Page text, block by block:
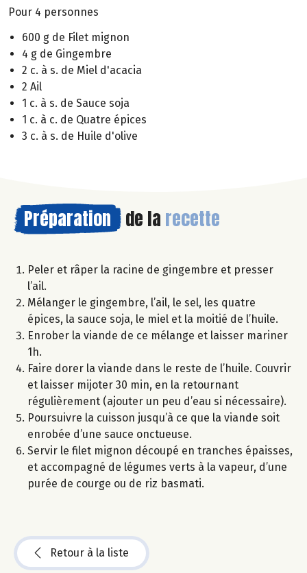
Pour 4 personnes
600 g de Filet mignon
4 g de Gingembre
2 c. à s. de Miel d'acacia
2 Ail
1 c. à s. de Sauce soja
1 c. à c. de Quatre épices
3 c. à s. de Huile d'olive
Préparation de la recette
Peler et râper la racine de gingembre et presser
l’ail.
Mélanger le gingembre, l’ail, le sel, les quatre
épices, la sauce soja, le miel et la moitié de l’huile.
Enrober la viande de ce mélange et laisser mariner
1h.
Faire dorer la viande dans le reste de l’huile. Couvrir
et laisser mijoter 30 min, en la retournant
régulièrement (ajouter un peu d’eau si nécessaire).
Poursuivre la cuisson jusqu’à ce que la viande soit
enrobée d’une sauce onctueuse.
Servir le filet mignon découpé en tranches épaisses,
et accompagné de légumes verts à la vapeur, d’une
purée de courge ou de riz basmati.
Retour à la liste